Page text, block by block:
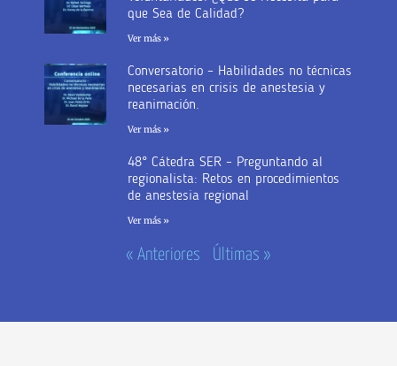
que Sea de Calidad?
Ver más »
Conversatorio – Habilidades no técnicas
necesarias en crisis de anestesia y
reanimación.
Ver más »
48° Cátedra SER – Preguntando al
regionalista: Retos en procedimientos
de anestesia regional
Ver más »
« Anteriores Últimas »